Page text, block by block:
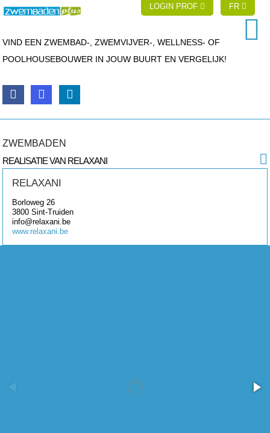
LOGIN PROF FR
VIND EEN ZWEMBAD-, ZWEMVIJVER-, WELLNESS- OF
POOLHOUSEBOUWER IN JOUW BUURT EN VERGELIJK!
ZWEMBADEN
REALISATIE VAN RELAXANI
RELAXANI
Borloweg 26
3800Sint-Truiden
info@relaxani.be
www.relaxani.be